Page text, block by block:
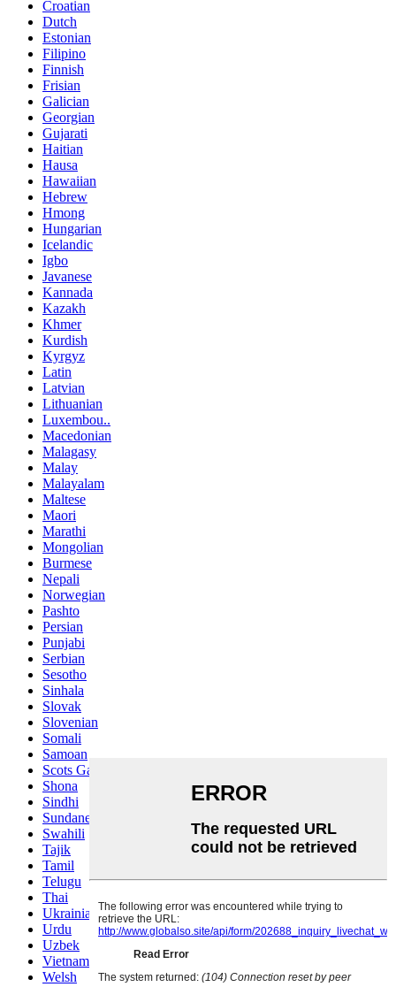
Croatian
Dutch
Estonian
Filipino
Finnish
Frisian
Galician
Georgian
Gujarati
Haitian
Hausa
Hawaiian
Hebrew
Hmong
Hungarian
Icelandic
Igbo
Javanese
Kannada
Kazakh
Khmer
Kurdish
Kyrgyz
Latin
Latvian
Lithuanian
Luxembou..
Macedonian
Malagasy
Malay
Malayalam
Maltese
Maori
Marathi
Mongolian
Burmese
Nepali
Norwegian
Pashto
Persian
Punjabi
Serbian
Sesotho
Sinhala
Slovak
Slovenian
Somali
Samoan
Scots Gaelic
Shona
Sindhi
Sundanese
Swahili
Tajik
Tamil
Telugu
Thai
Ukrainian
Urdu
Uzbek
Vietnamese
Welsh